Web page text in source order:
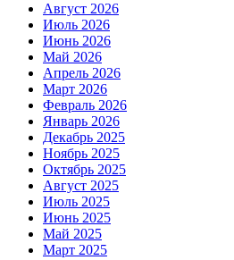
Август 2026
Июль 2026
Июнь 2026
Май 2026
Апрель 2026
Март 2026
Февраль 2026
Январь 2026
Декабрь 2025
Ноябрь 2025
Октябрь 2025
Август 2025
Июль 2025
Июнь 2025
Май 2025
Март 2025